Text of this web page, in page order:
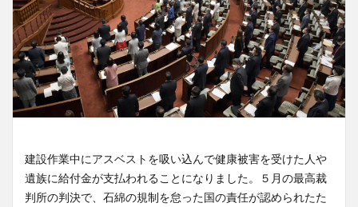
建設作業中にアスベストを吸い込んで健康被害を受けた人や
遺族に給付金が支払われることになりました。５月の最高裁
判所の判決で、石綿の規制を怠った国の責任が認められたた